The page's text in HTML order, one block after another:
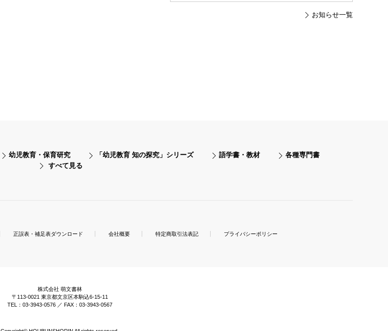
お知らせ一覧
幼児教育・保育研究 「幼児教育 知の探究」シリーズ 語学書・教材
各種専門書
すべて見る
正誤表・補足表ダウンロード 会社概要 特定商取引法表記 プライバシーポリシー
株式会社 萌文書林
〒113-0021 東京都文京区本駒込6-15-11
TEL：03-3943-0576 ／ FAX：03-3943-0567